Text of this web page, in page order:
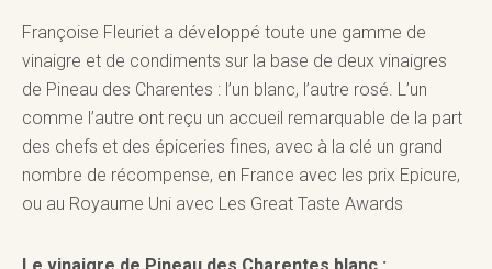
Françoise Fleuriet a développé toute une gamme de
vinaigre et de condiments sur la base de deux vinaigres
de Pineau des Charentes : l’un blanc, l’autre rosé. L’un
comme l’autre ont reçu un accueil remarquable de la part
des chefs et des épiceries fines, avec à la clé un grand
nombre de récompense, en France avec les prix Epicure,
ou au Royaume Uni avec Les Great Taste Awards